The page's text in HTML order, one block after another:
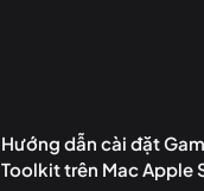
Hướng dẫn cài đặt
Toolkit trên Mac Apple